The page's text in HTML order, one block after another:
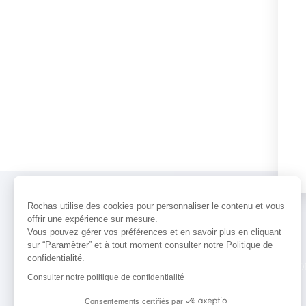
Rochas utilise des cookies pour personnaliser le contenu et vous
offrir une expérience sur mesure.
Vous pouvez gérer vos préférences et en savoir plus en cliquant
sur “Paramètrer” et à tout moment consulter notre Politique de
confidentialité.
Consulter notre politique de confidentialité
Consentements certifiés par